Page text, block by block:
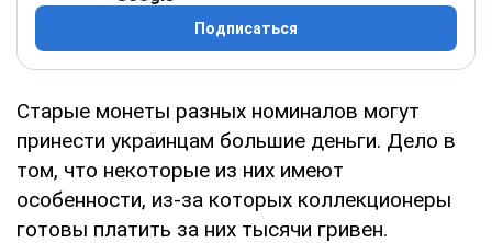
Подписаться
Старые монеты разных номиналов могут
принести украинцам большие деньги. Дело в
том, что некоторые из них имеют
особенности, из-за которых коллекционеры
готовы платить за них тысячи гривен.